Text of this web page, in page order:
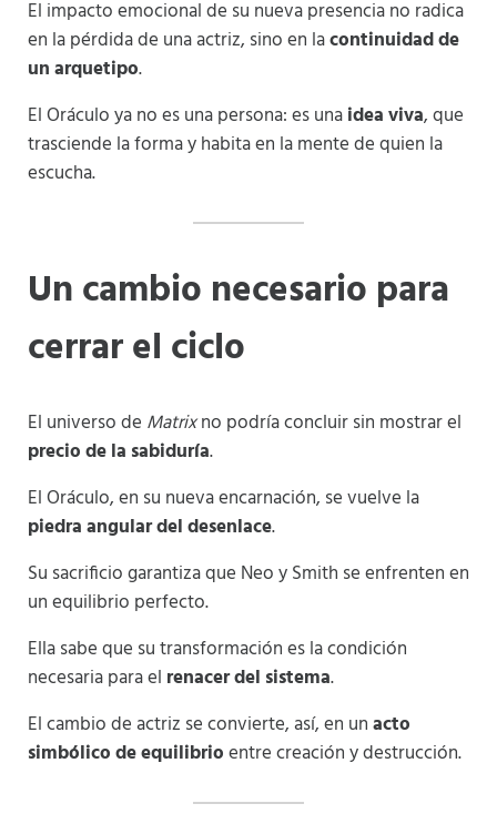
El impacto emocional de su nueva presencia no radica
en la pérdida de una actriz, sino en lacontinuidad de
un arquetipo.
El Oráculo ya no es una persona: es unaidea viva, que
trasciende la forma y habita en la mente de quien la
escucha.
Un cambio necesario para
cerrar el ciclo
El universo de Matrixno podría concluir sin mostrar el
precio de la sabiduría.
El Oráculo, en su nueva encarnación, se vuelve la
piedra angular del desenlace.
Su sacrificio garantiza que Neo y Smith se enfrenten en
un equilibrio perfecto.
Ella sabe que su transformación es la condición
necesaria para el renacer del sistema.
El cambio de actriz se convierte, así, en unacto
simbólico de equilibrioentre creación y destrucción.